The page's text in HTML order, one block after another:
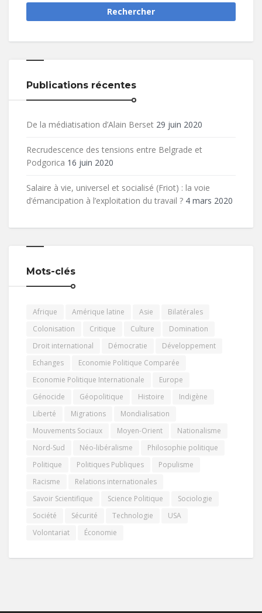
Publications récentes
De la médiatisation d’Alain Berset 29 juin 2020
Recrudescence des tensions entre Belgrade et
Podgorica 16 juin 2020
Salaire à vie, universel et socialisé (Friot) : la voie
d’émancipation à l’exploitation du travail ? 4 mars 2020
Mots-clés
Afrique Amérique latine Asie
Bilatérales
Colonisation
Critique Culture
Domination
Droit international
Démocratie
Développement
Echanges
Economie Politique Comparée
Economie Politique Internationale
Europe
Génocide
Géopolitique Histoire
Indigène
Liberté
Migrations
Mondialisation
Mouvements Sociaux
Moyen-Orient
Nationalisme
Nord-Sud
Néo-libéralisme
Philosophie politique
Politique
Politiques Publiques
Populisme
Racisme
Relations internationales
Savoir Scientifique
Science Politique
Sociologie
Société
Sécurité Technologie
USA
Volontariat
Économie